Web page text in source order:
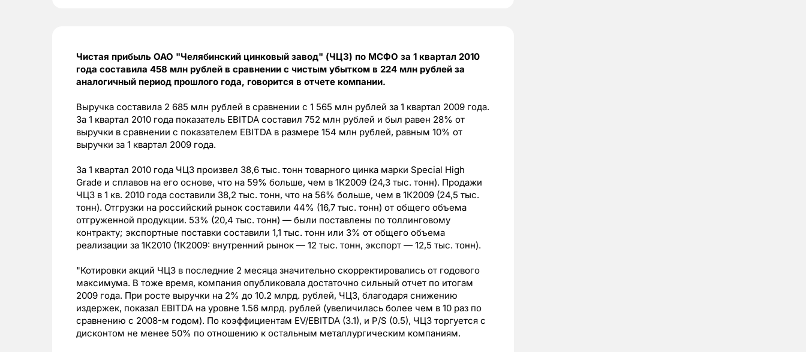
Чистая прибыль ОАО "Челябинский цинковый завод" (ЧЦЗ) по МСФО за 1 квартал 2010
года составила 458 млн рублей в сравнении с чистым убытком в 224 млн рублей за
аналогичный период прошлого года, говорится в отчете компании.
Выручка составила 2 685 млн рублей в сравнении с 1 565 млн рублей за 1 квартал 2009 года.
За 1 квартал 2010 года показатель EBITDA составил 752 млн рублей и был равен 28% от
выручки в сравнении с показателем EBITDA в размере 154 млн рублей, равным 10% от
выручки за 1 квартал 2009 года.
За 1 квартал 2010 года ЧЦЗ произвел 38,6 тыс. тонн товарного цинка марки Special High
Grade и сплавов на его основе, что на 59% больше, чем в 1К2009 (24,3 тыс. тонн). Продажи
ЧЦЗ в 1 кв. 2010 года составили 38,2 тыс. тонн, что на 56% больше, чем в 1К2009 (24,5 тыс.
тонн). Отгрузки на российский рынок составили 44% (16,7 тыс. тонн) от общего объема
отгруженной продукции. 53% (20,4 тыс. тонн) — были поставлены по толлинговому
контракту; экспортные поставки составили 1,1 тыс. тонн или 3% от общего объема
реализации за 1К2010 (1К2009: внутренний рынок — 12 тыс. тонн, экспорт — 12,5 тыс. тонн).
"Котировки акций ЧЦЗ в последние 2 месяца значительно скорректировались от годового
максимума. В тоже время, компания опубликовала достаточно сильный отчет по итогам
2009 года. При росте выручки на 2% до 10.2 млрд. рублей, ЧЦЗ, благодаря снижению
издержек, показал EBITDA на уровне 1.56 млрд. рублей (увеличилась более чем в 10 раз по
сравнению с 2008-м годом). По коэффициентам EV/EBITDA (3.1), и P/S (0.5), ЧЦЗ торгуется с
дисконтом не менее 50% по отношению к остальным металлургическим компаниям.